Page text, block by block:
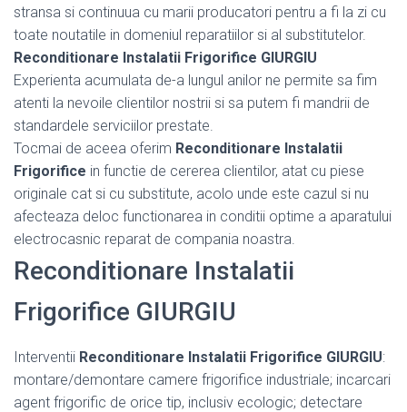
stransa si continuua cu marii producatori pentru a fi la zi cu
toate noutatile in domeniul reparatiilor si al substitutelor.
Reconditionare Instalatii Frigorifice GIURGIU
Experienta acumulata de-a lungul anilor ne permite sa fim
atenti la nevoile clientilor nostrii si sa putem fi mandrii de
standardele serviciilor prestate.
Tocmai de aceea oferim Reconditionare Instalatii
Frigorifice in functie de cererea clientilor, atat cu piese
originale cat si cu substitute, acolo unde este cazul si nu
afecteaza deloc functionarea in conditii optime a aparatului
electrocasnic reparat de compania noastra.
Reconditionare Instalatii
Frigorifice GIURGIU
Interventii Reconditionare Instalatii Frigorifice GIURGIU:
montare/demontare camere frigorifice industriale; incarcari
agent frigorific de orice tip, inclusiv ecologic; detectare